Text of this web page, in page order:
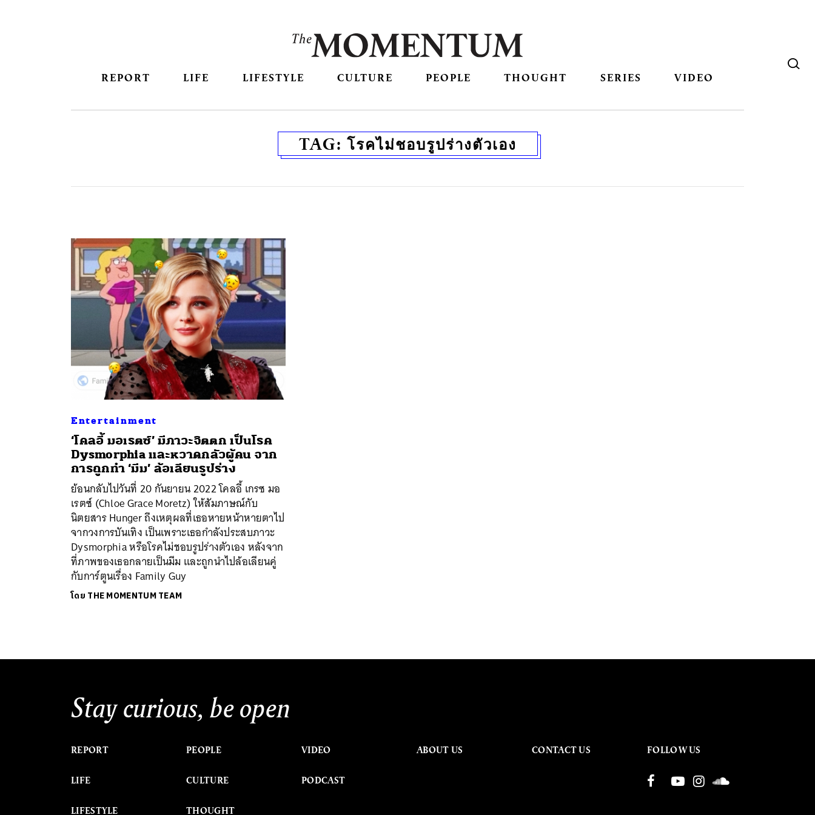
REPORT LIFE LIFESTYLE CULTURE PEOPLE THOUGHT SERIES VIDEO
TAG: โรคไม่ชอบรูปร่างตัวเอง
Entertainment
‘โคลอี้ มอเรตซ์’ มีภาวะจิตตก เป็นโรค
Dysmorphia และหวาดกลัวผู้คน จาก
การถูกทำ ‘มีม’ ล้อเลียนรูปร่าง
ย้อนกลับไปวันที่ 20 กันยายน 2022 โคลอี้ เกรซ มอ
เรตซ์ (Chloe Grace Moretz) ให้สัมภาษณ์กับ
นิตยสาร Hunger ถึงเหตุผลที่เธอหายหน้าหายตาไป
จากวงการบันเทิง เป็นเพราะเธอกำลังประสบภาวะ
Dysmorphia หรือโรคไม่ชอบรูปร่างตัวเอง หลังจาก
ที่ภาพของเธอกลายเป็นมีม และถูกนำไปล้อเลียนคู่
กับการ์ตูนเรื่อง Family Guy
โดย THE MOMENTUM TEAM
Stay curious, be open
REPORT
LIFE
LIFESTYLE
PEOPLE
CULTURE
THOUGHT
VIDEO
PODCAST
ABOUT US CONTACT US FOLLOW US